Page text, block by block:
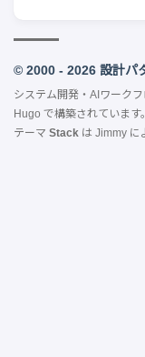
© 2000 - 2026 設計パ
システム開発・AIワーク
Hugo で構築されています。
テーマ Stack は Jimmy に